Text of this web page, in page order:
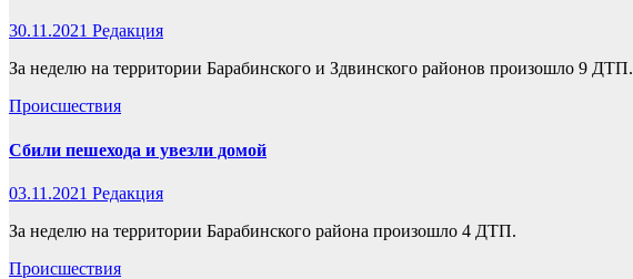
30.11.2021 Редакция
За неделю на территории Барабинского и Здвинского районов произошло 9 ДТП.
Происшествия
Сбили пешехода и увезли домой
03.11.2021 Редакция
За неделю на территории Барабинского района произошло 4 ДТП.
Происшествия